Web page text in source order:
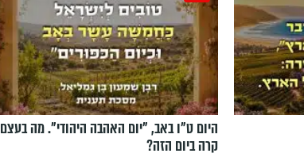
היום ט"ו באב, ”יום האהבה היהודי". מה בעצם
קרה ביום הזה?